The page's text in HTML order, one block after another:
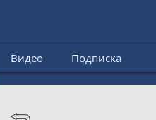
Видео Подписка